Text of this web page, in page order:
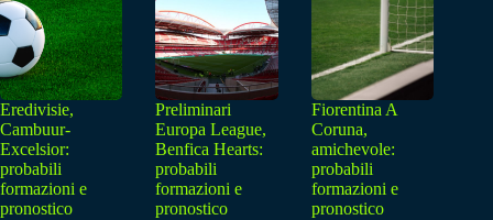
Eredivisie,
Cambuur-
Excelsior:
probabili
formazioni e
pronostico
Preliminari
Europa League,
Benfica Hearts:
probabili
formazioni e
pronostico
Fiorentina A
Coruna,
amichevole:
probabili
formazioni e
pronostico